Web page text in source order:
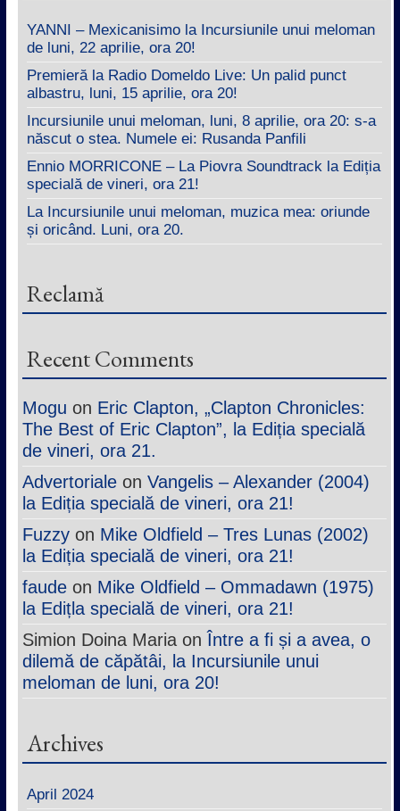
YANNI – Mexicanisimo la Incursiunile unui meloman
de luni, 22 aprilie, ora 20!
Premieră la Radio Domeldo Live: Un palid punct
albastru, luni, 15 aprilie, ora 20!
Incursiunile unui meloman, luni, 8 aprilie, ora 20: s-a
născut o stea. Numele ei: Rusanda Panfili
Ennio MORRICONE – La Piovra Soundtrack la Ediția
specială de vineri, ora 21!
La Incursiunile unui meloman, muzica mea: oriunde
și oricând. Luni, ora 20.
Reclamă
Recent Comments
Mogu on Eric Clapton, „Clapton Chronicles:
The Best of Eric Clapton”, la Ediția specială
de vineri, ora 21.
Advertorialeon Vangelis – Alexander (2004)
la Ediția specială de vineri, ora 21!
Fuzzyon Mike Oldfield – Tres Lunas (2002)
la Ediția specială de vineri, ora 21!
faudeon Mike Oldfield – Ommadawn (1975)
la Edițla specială de vineri, ora 21!
Simion Doina MariaonÎntre a fi și a avea, o
dilemă de căpătâi, la Incursiunile unui
meloman de luni, ora 20!
Archives
April 2024